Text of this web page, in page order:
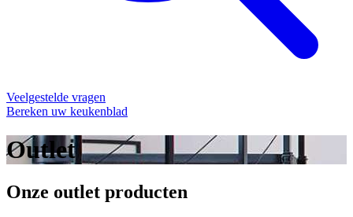
Veelgestelde vragen
Bereken uw keukenblad
Outlet
Onze outlet producten